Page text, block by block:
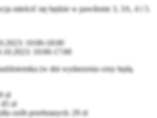
mieścić się będzie w pawilonie 3, 3A, 4 i 5.
10:00-18:00
10:00-17:00
(w dni wydarzenia ceny będą
zł
zł
osób przebranych: 29 zł